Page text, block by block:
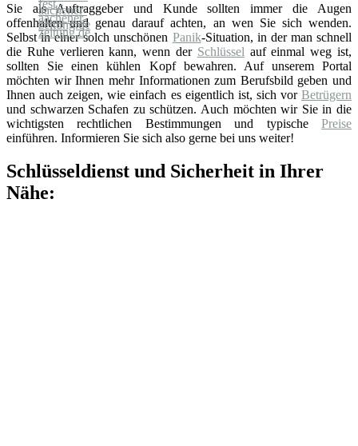
Sie als Auftraggeber und Kunde sollten immer die Augen
offenhalten und genau darauf achten, an wen Sie sich wenden.
Selbst in einer solch unschönen Panik-Situation, in der man schnell
die Ruhe verlieren kann, wenn der Schlüssel auf einmal weg ist,
sollten Sie einen kühlen Kopf bewahren. Auf unserem Portal
möchten wir Ihnen mehr Informationen zum Berufsbild geben und
Ihnen auch zeigen, wie einfach es eigentlich ist, sich vor Betrügern
und schwarzen Schafen zu schützen. Auch möchten wir Sie in die
wichtigsten rechtlichen Bestimmungen und typische Preise
einführen. Informieren Sie sich also gerne bei uns weiter!
Schlüsseldienst und Sicherheit in Ihrer
Nähe: